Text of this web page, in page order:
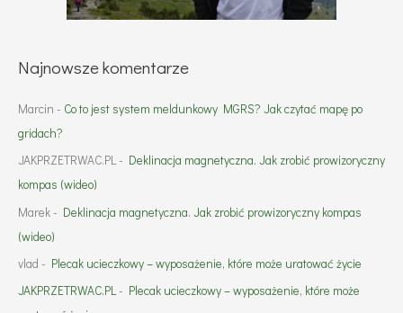
Najnowsze komentarze
Marcin - Co to jest system meldunkowy MGRS? Jak czytać mapę po
gridach?
JAKPRZETRWAC.PL - Deklinacja magnetyczna. Jak zrobić prowizoryczny
kompas (wideo)
Marek - Deklinacja magnetyczna. Jak zrobić prowizoryczny kompas
(wideo)
vlad - Plecak ucieczkowy – wyposażenie, które może uratować życie
JAKPRZETRWAC.PL- Plecak ucieczkowy – wyposażenie, które może